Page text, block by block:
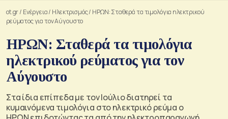
ot.gr/ Ενέργεια/ Ηλεκτρισμός/ ΗΡΩΝ: Σταθερά τα τιμολόγια ηλεκτρικού
ρεύματος για τον Αύγουστο
ΗΡΩΝ: Σταθερά τα τιμολόγια
ηλεκτρικού ρεύματος για τον
Αύγουστο
Στα ίδια επίπεδα με τον Ιούλιο διατηρεί τα
κυμαινόμενα τιμολόγια στο ηλεκτρικό ρεύμα ο